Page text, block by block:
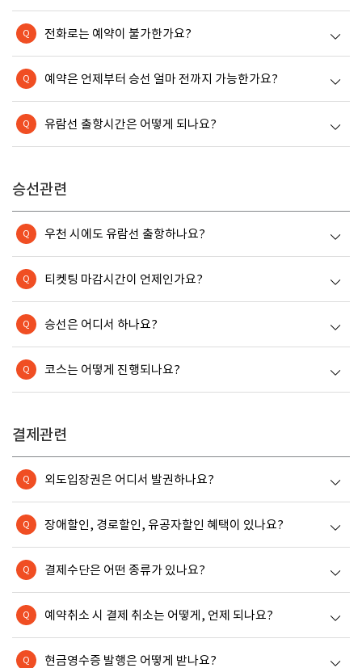
Q 전화로는 예약이 불가한가요?
Q 예약은 언제부터 승선 얼마 전까지 가능한가요?
Q 유람선 출항시간은 어떻게 되나요?
승선관련
Q 우천 시에도 유람선 출항하나요?
Q 티켓팅 마감시간이 언제인가요?
Q 승선은 어디서 하나요?
Q 코스는 어떻게 진행되나요?
결제관련
Q 외도입장권은 어디서 발권하나요?
Q 장애할인, 경로할인, 유공자할인 혜택이 있나요?
Q 결제수단은 어떤 종류가 있나요?
Q 예약취소 시 결제 취소는 어떻게, 언제 되나요?
Q 현금영수증 발행은 어떻게 받나요?